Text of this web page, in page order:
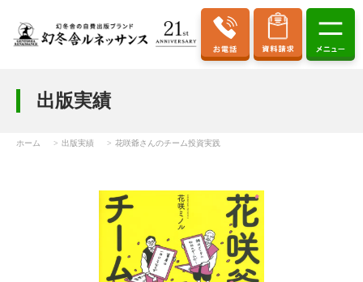
出版実績
ホーム 出版実績 花咲爺さんのチーム投資実践